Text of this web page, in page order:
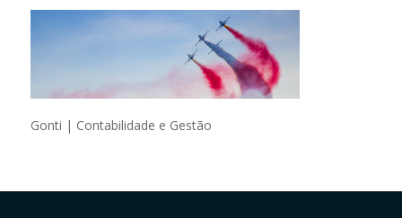
Gonti | Contabilidade e Gestão